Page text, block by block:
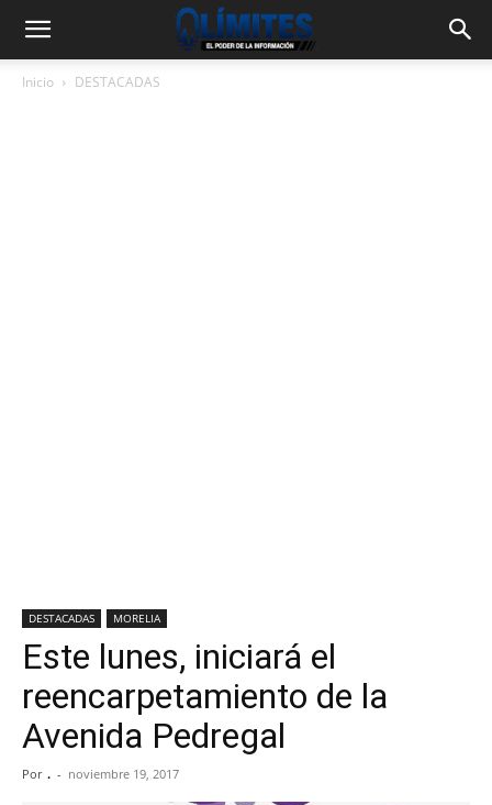
Inicio DESTACADAS
DESTACADAS MORELIA
Este lunes, iniciará el
reencarpetamiento de la
Avenida Pedregal
Por . - noviembre 19, 2017